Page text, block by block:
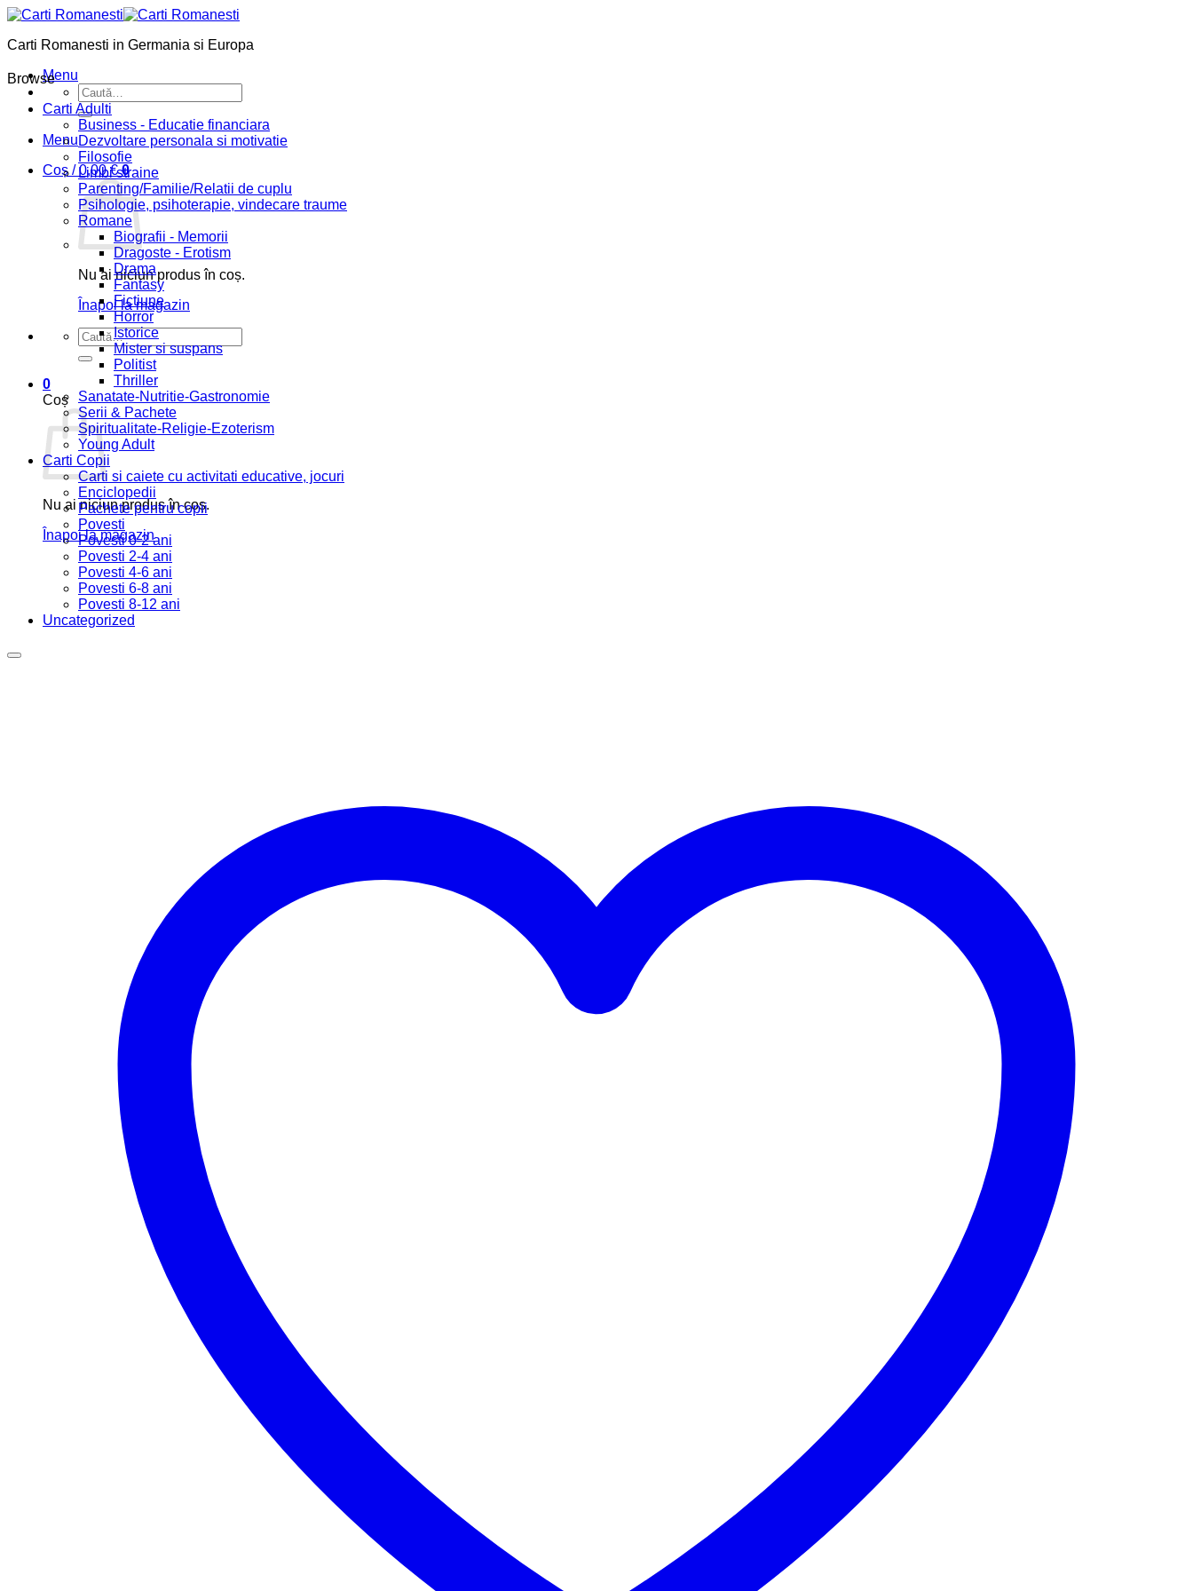
Skip
content
Carti Romanesti in Germania si Europa
Menu
Caută
după:
Menu
Coș /0,00€ 0
Nu ai niciun produs în coș.
Înapoi la magazin
Caută
după:
0
Coș
Nu ai niciun produs în coș.
Înapoi la magazin
Browse
Carti Adulti
Business - Educatie financiara
Dezvoltare personala si motivatie
Filosofie
Limbi straine
Parenting/Familie/Relatii de cuplu
Psihologie, psihoterapie, vindecare traume
Romane
Biografii - Memorii
Dragoste - Erotism
Drama
Fantasy
Fictiune
Horror
Istorice
Mister si suspans
Politist
Thriller
Sanatate-Nutritie-Gastronomie
Serii & Pachete
Spiritualitate-Religie-Ezoterism
Young Adult
Carti Copii
Carti si caiete cu activitati educative, jocuri
Enciclopedii
Pachete pentru copii
Povesti
Povesti 0-2 ani
Povesti 2-4 ani
Povesti 4-6 ani
Povesti 6-8 ani
Povesti 8-12 ani
Uncategorized